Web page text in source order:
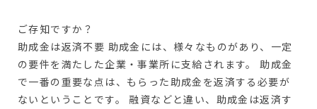
ご存知ですか？
助成金は返済不要 助成金には、様々なものがあり、一定
の要件を満たした企業・事業所に支給されます。 助成金
で一番の重要な点は、もらった助成金を返済する必要が
ないということです。 融資などと違い、助成金は返済す